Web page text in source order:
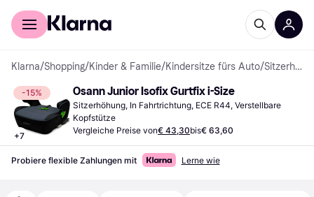
Für Shopper
Klarna/Shopping/Kinder & Familie/Kindersitze fürs Auto/ Sitzerhöhungen
-15%
+7
Osann Junior Isofix Gurtfix i-Size
Sitzerhöhung, In Fahrtrichtung, ECE R44, Verstellbare
Kopfstütze
Vergleiche Preise von€ 43,30bis€ 63,60
Probiere flexible Zahlungen mit Lerne wie